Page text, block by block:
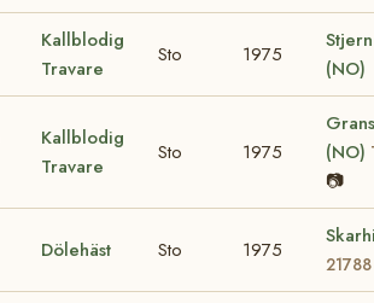
Kallblodig
Travare
Sto 1975
(NO)
Kallblodig
Travare
Sto 1975
(NO)
📷
Dölehäst Sto 1975
21788